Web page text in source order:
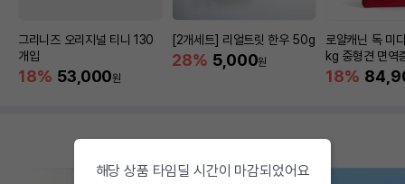
그리니즈 오리지널 티니 130
개입
18% 53,000원
[2개세트] 리얼트릿 한우 50g
28% 5,000원
로얄캐닌 독 미
kg 중형견 면역
18%
해당 상품 타임딜 시간이 마감되었어요